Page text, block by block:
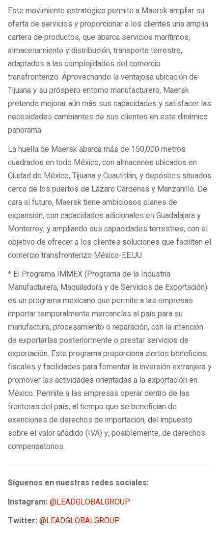
Este movimiento estratégico permite a Maersk ampliar su
oferta de servicios y proporcionar a los clientes una amplia
cartera de productos, que abarca servicios marítimos,
almacenamiento y distribución, transporte terrestre,
adaptados a las complejidades del comercio
transfronterizo. Aprovechando la ventajosa ubicación de
Tijuana y su próspero entorno manufacturero, Maersk
pretende mejorar aún más sus capacidades y satisfacer las
necesidades cambiantes de sus clientes en este dinámico
panorama.
La huella de Maersk abarca más de 150,000 metros
cuadrados en todo México, con almacenes ubicados en
Ciudad de México, Tijuana y Cuautitlán, y depósitos situados
cerca de los puertos de Lázaro Cárdenas y Manzanillo. De
cara al futuro, Maersk tiene ambiciosos planes de
expansión, con capacidades adicionales en Guadalajara y
Monterrey, y ampliando sus capacidades terrestres, con el
objetivo de ofrecer a los clientes soluciones que faciliten el
comercio transfronterizo México-EE.UU.
* El Programa IMMEX (Programa de la Industria
Manufacturera, Maquiladora y de Servicios de Exportación)
es un programa mexicano que permite a las empresas
importar temporalmente mercancías al país para su
manufactura, procesamiento o reparación, con la intención
de exportarlas posteriormente o prestar servicios de
exportación. Este programa proporciona ciertos beneficios
fiscales y facilidades para fomentar la inversión extranjera y
promover las actividades orientadas a la exportación en
México. Permite a las empresas operar dentro de las
fronteras del país, al tiempo que se benefician de
exenciones de derechos de importación, del impuesto
sobre el valor añadido (IVA) y, posiblemente, de derechos
compensatorios.
Síguenos en nuestras redes sociales:
Instagram:@LEADGLOBALGROUP
Twitter:@LEADGLOBALGROUP